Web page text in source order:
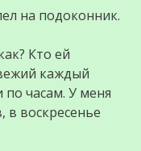
на подоконник.
Кто ей
каждый
по часам. У меня
в воскресенье